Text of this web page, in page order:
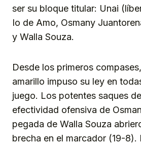
ser su bloque titular: Unai
Io de Amo, Osmany
y Walla Souza.
Desde los primeros
amarillo impuso su ley en
juego. Los potentes saques
efectividad ofensiva de
pegada de Walla Souza
brecha en el marcador (19-8).